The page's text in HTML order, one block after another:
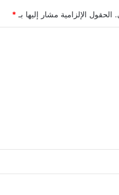
الحقول الإلزامية مشار إليها بـ*